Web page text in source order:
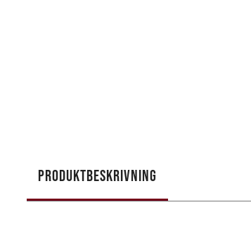
PRODUKTBESKRIVNING